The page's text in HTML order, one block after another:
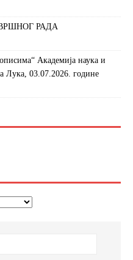
РАДА
Академија наука и
Лука, 03.07.2026. године